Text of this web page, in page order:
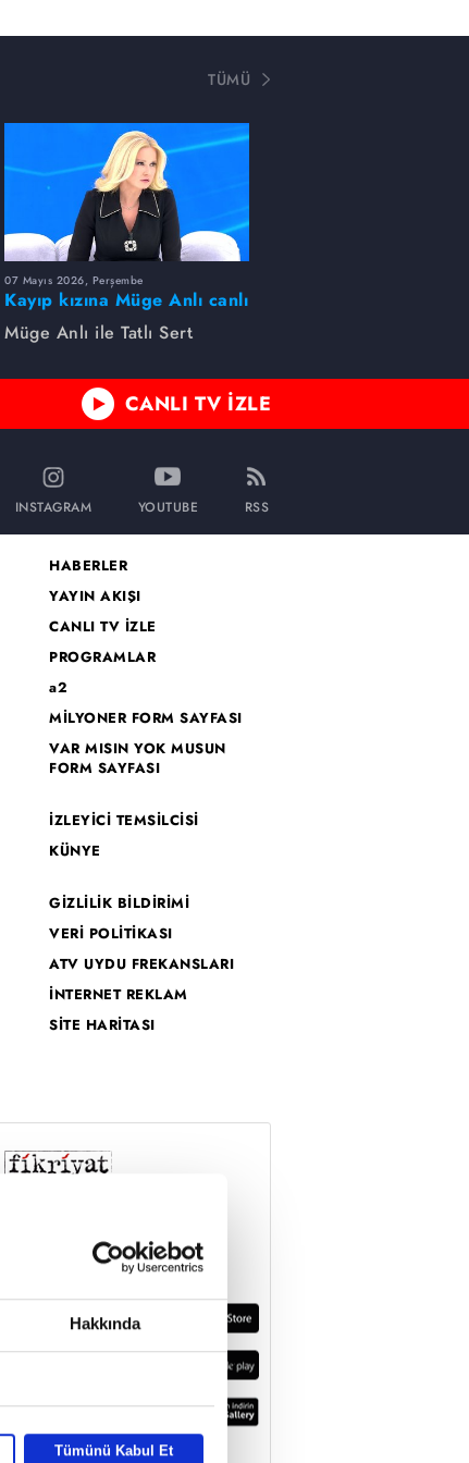
Hakkında
Tümünü Kabul Et
TÜMÜ
07 Mayıs 2026, Perşembe
Kayıp kızına Müge Anlı canlı
yayında kavuştu
Müge Anlı ile Tatlı Sert
CANLI TV İZLE
INSTAGRAM YOUTUBE RSS
HABERLER
YAYIN AKIŞI
CANLI TV İZLE
PROGRAMLAR
a2
MİLYONER FORM SAYFASI
VAR MISIN YOK MUSUN
FORM SAYFASI
İZLEYİCİ TEMSİLCİSİ
KÜNYE
GİZLİLİK BİLDİRİMİ
VERİ POLİTİKASI
ATV UYDU FREKANSLARI
İNTERNET REKLAM
SİTE HARİTASI